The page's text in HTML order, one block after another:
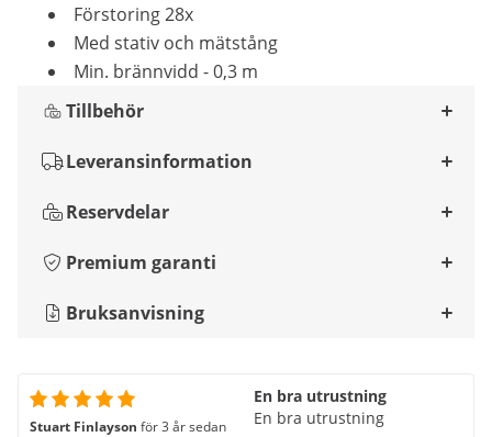
Förstoring 28x
Med stativ och mätstång
Min. brännvidd - 0,3 m
Tillbehör
Leveransinformation
Reservdelar
Premium garanti
Bruksanvisning
Stuart Finlayson för 3 år sedan
En bra utrustning
En bra utrustning